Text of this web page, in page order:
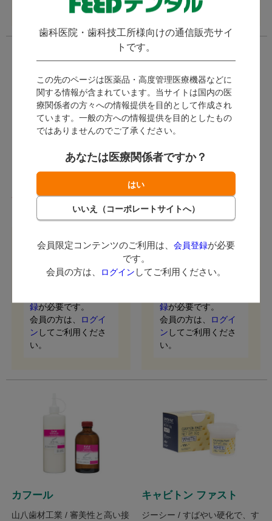
歯科医院・歯科技工所様向けの通信販売サイ
トです。
この先のページは医薬品・高度管理医療機器などに
関する情報が含まれています。当サイトは国内の医
療関係者の方々への情報提供を目的として作成され
ています。一般の方への情報提供を目的としたもの
ではありませんのでご了承ください。
あなたは医療関係者ですか？
会員限定コンテンツのご利用は、 会員登録が必要
です。
会員の方は、
ログイン してご利用ください。
フィットシール
ジーシー / 筆積み法で窩洞をし
発送：即日発送
ログイン後に価格が表示
録が必要です。
会員の方は、
ログイ
ン してご利用くださ
い。
キャビトン
ジーシー / 水硬性の仮封材で
す。
発送：即日発送
ログイン後に価格が表示
録が必要です。
会員の方は、
ログイ
ン してご利用くださ
い。
カフール
山八歯材工業 / 審美性と高い接
キャビトン ファスト
ジーシー / すばやい硬化で、す